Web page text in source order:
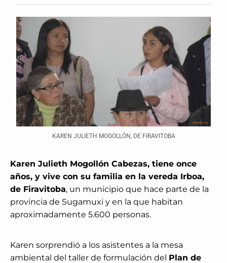
KAREN JULIETH MOGOLLÓN, DE FIRAVITOBA
Karen Julieth Mogollón Cabezas, tiene once
años, y vive con su familia en la vereda Irboa,
de Firavitoba, un municipio que hace parte de la
provincia de Sugamuxi y en la que habitan
aproximadamente 5.600 personas.
Karen sorprendió a los asistentes a la mesa
ambiental del taller de formulación del Plan de